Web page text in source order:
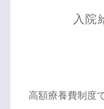
入院
高額療養費制度